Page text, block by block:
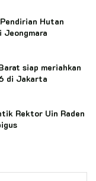
Hutan
Jeongmara
siap meriahkan
di Jakarta
Rektor Uin Raden